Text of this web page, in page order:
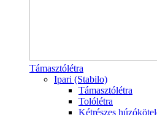
Támasztólétra
Ipari (Stabilo)
Támasztólétra
Tolólétra
Kétrészes